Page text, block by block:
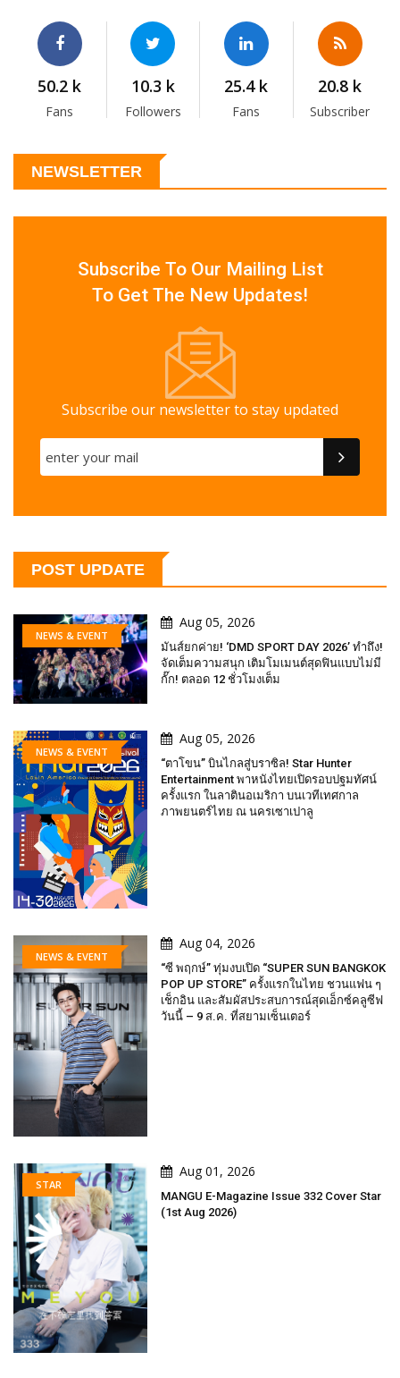
50.2 k
Fans
10.3 k
Followers
25.4 k
Fans
20.8 k
Subscriber
NEWSLETTER
Subscribe To Our Mailing List
To Get The New Updates!
Subscribe our newsletter to stay updated
POST UPDATE
NEWS & EVENT
Aug 05, 2026
มันส์ยกค่าย! ‘DMD SPORT DAY 2026’ ทำถึง!
จัดเต็มความสนุก เติมโมเมนต์สุดฟินแบบไม่มี
กั๊ก! ตลอด 12 ชั่วโมงเต็ม
NEWS & EVENT
Aug 05, 2026
“ตาโขน” บินไกลสู่บราซิล! Star Hunter
Entertainment พาหนังไทยเปิดรอบปฐมทัศน์
ครั้งแรก ในลาตินอเมริกา บนเวทีเทศกาล
ภาพยนตร์ไทย ณ นครเซาเปาลู
NEWS & EVENT
Aug 04, 2026
“ซี พฤกษ์” ทุ่มงบเปิด “SUPER SUN BANGKOK
POP UP STORE” ครั้งแรกในไทย ชวนแฟน ๆ
เช็กอิน และสัมผัสประสบการณ์สุดเอ็กซ์คลูซีฟ
วันนี้ – 9 ส.ค. ที่สยามเซ็นเตอร์
STAR
Aug 01, 2026
MANGU E-Magazine Issue 332 Cover Star
(1st Aug 2026)